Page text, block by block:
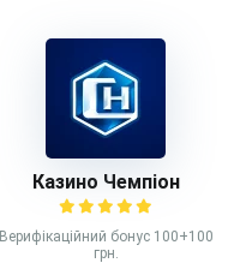
Казино Чемпіон
Верифікаційний бонус 100+100
грн.